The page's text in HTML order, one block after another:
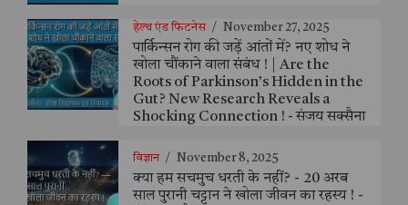
हेल्थ एंड फिटनेस / November 27, 2025
पार्किन्सन रोग की जड़ें आंतों में? नए शोध ने
खोला चौंकाने वाला संबंध ! | Are the
Roots of Parkinson’s Hidden in the
Gut? New Research Reveals a
Shocking Connection ! - संजय सक्सैना
विज्ञान / November 8, 2025
क्या हम सचमुच धरती के नहीं? - 20 अरब
साल पुरानी चट्टान ने खोला जीवन का रहस्य ! -